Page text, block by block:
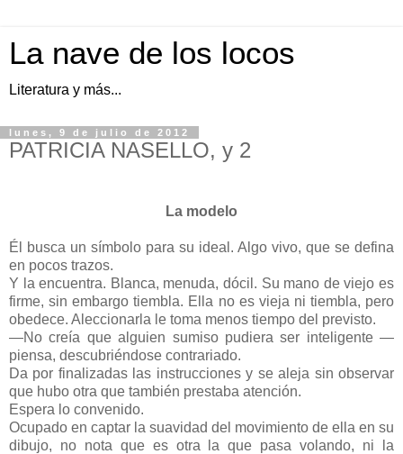
La nave de los locos
Literatura y más...
lunes, 9 de julio de 2012
PATRICIA NASELLO, y 2
La modelo
Él busca un símbolo para su ideal. Algo vivo, que se defina
en pocos trazos.
Y la encuentra. Blanca, menuda, dócil. Su mano de viejo es
firme, sin embargo tiembla. Ella no es vieja ni tiembla, pero
obedece. Aleccionarla le toma menos tiempo del previsto.
—No creía que alguien sumiso pudiera ser inteligente —
piensa, descubriéndose contrariado.
Da por finalizadas las instrucciones y se aleja sin observar
que hubo otra que también prestaba atención.
Espera lo convenido.
Ocupado en captar la suavidad del movimiento de ella en su
dibujo, no nota que es otra la que pasa volando, ni la